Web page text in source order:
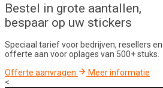
Bestel in grote aantallen,
bespaar op uw stickers
Speciaal tarief voor bedrijven, resellers
offerte aan voor oplages van 500+ stuks.
Offerte aanvragen
Meer informatie
<